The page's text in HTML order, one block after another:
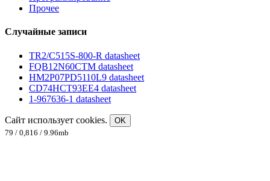
Прочее
Случайные записи
TR2/C515S-800-R datasheet
FQB12N60CTM datasheet
HM2P07PD5110L9 datasheet
CD74HCT93EE4 datasheet
1-967636-1 datasheet
Сайт использует cookies.
OK
79 / 0,816 / 9.96mb